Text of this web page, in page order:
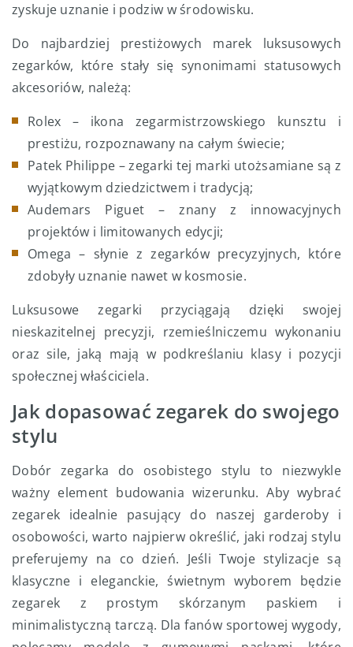
zyskuje uznanie i podziw w środowisku.
Do najbardziej prestiżowych marek luksusowych
zegarków, które stały się synonimami statusowych
akcesoriów, należą:
Rolex – ikona zegarmistrzowskiego kunsztu i
prestiżu, rozpoznawany na całym świecie;
Patek Philippe – zegarki tej marki utożsamiane są z
wyjątkowym dziedzictwem i tradycją;
Audemars Piguet – znany z innowacyjnych
projektów i limitowanych edycji;
Omega – słynie z zegarków precyzyjnych, które
zdobyły uznanie nawet w kosmosie.
Luksusowe zegarki przyciągają dzięki swojej
nieskazitelnej precyzji, rzemieślniczemu wykonaniu
oraz sile, jaką mają w podkreślaniu klasy i pozycji
społecznej właściciela.
Jak dopasować zegarek do swojego
stylu
Dobór zegarka do osobistego stylu to niezwykle
ważny element budowania wizerunku. Aby wybrać
zegarek idealnie pasujący do naszej garderoby i
osobowości, warto najpierw określić, jaki rodzaj stylu
preferujemy na co dzień. Jeśli Twoje stylizacje są
klasyczne i eleganckie, świetnym wyborem będzie
zegarek z prostym skórzanym paskiem i
minimalistyczną tarczą. Dla fanów sportowej wygody,